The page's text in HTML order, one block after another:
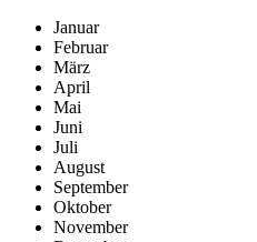
Januar
Februar
März
April
Mai
Juni
Juli
August
September
Oktober
November